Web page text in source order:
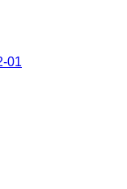
01